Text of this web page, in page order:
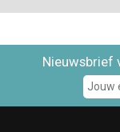
Nieuwsbrief